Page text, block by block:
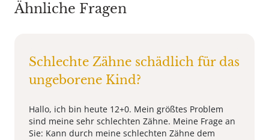
Ähnliche Fragen
Schlechte Zähne schädlich für das
ungeborene Kind?
Hallo, ich bin heute 12+0. Mein größtes Problem
sind meine sehr schlechten Zähne. Meine Frage an
Sie: Kann durch meine schlechten Zähne dem